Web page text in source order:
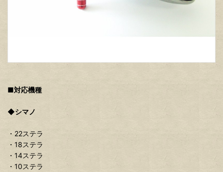
■対応機種
◆シマノ
・22ステラ
・18ステラ
・14ステラ
・10ステラ